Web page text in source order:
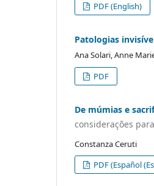
PDF (English)
Patologias
Ana Solari, Anne
PDF
De múmias e
considerações
Constanza Ceruti
PDF (Español